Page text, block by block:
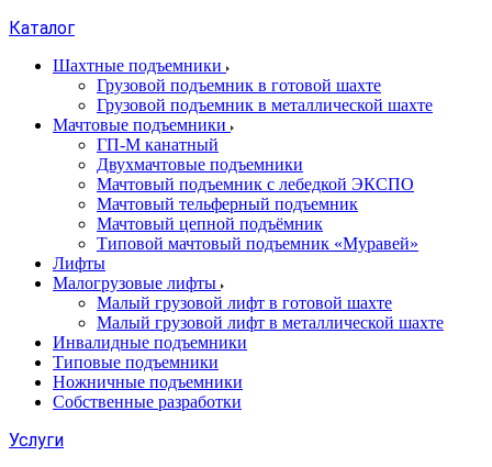
Каталог
Шахтные подъемники
Грузовой подъемник в готовой шахте
Грузовой подъемник в металлической шахте
Мачтовые подъемники
ГП-М канатный
Двухмачтовые подъемники
Мачтовый подъемник с лебедкой ЭКСПО
Мачтовый тельферный подъемник
Мачтовый цепной подъёмник
Типовой мачтовый подъемник «Муравей»
Лифты
Малогрузовые лифты
Малый грузовой лифт в готовой шахте
Малый грузовой лифт в металлической шахте
Инвалидные подъемники
Типовые подъемники
Ножничные подъемники
Собственные разработки
Услуги